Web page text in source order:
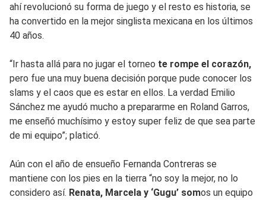
ahí revolucionó su forma de juego y el resto es historia, se
ha convertido en la mejor singlista mexicana en los últimos
40 años.
“Ir hasta allá para no jugar el torneo te rompe el corazón,
pero fue una muy buena decisión porque pude conocer los
slams y el caos que es estar en ellos. La verdad Emilio
Sánchez me ayudó mucho a prepararme en Roland Garros,
me enseñó muchísimo y estoy super feliz de que sea parte
de mi equipo”; platicó.
Aún con el año de ensueño Fernanda Contreras se
mantiene con los pies en la tierra “no soy la mejor, no lo
considero así. Renata, Marcela y ‘Gugu’ somos un equipo